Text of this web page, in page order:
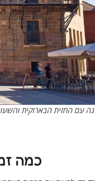
עם החזית הבארוקית
כמה